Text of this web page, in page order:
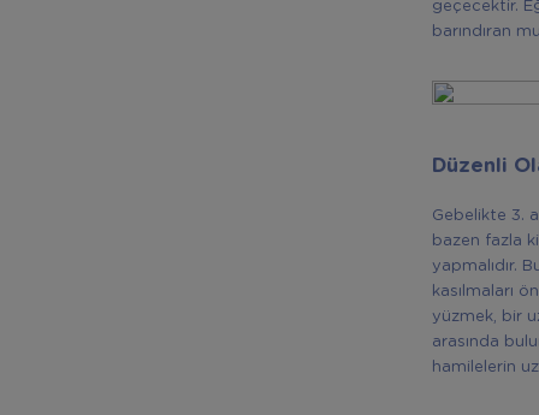
geçecektir.
barındıran
Düzenli
Gebelikte 3.
bazen fazla
yapmalıdır.
kasılmaları
yüzmek, bir
arasında
hamilelerin